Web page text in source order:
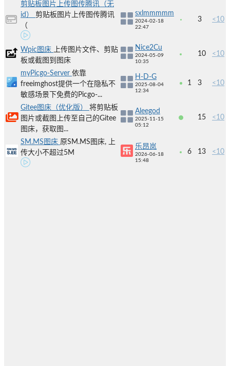
剪贴板图片上传图传腾讯（无
id） 剪贴板图片上传图传腾讯
（
sxlmmmmm
2024-02-18
22:47
3 <10
Wpic图床
上传图片文件、剪贴
板或截图到图床
Nice2Cu
2024-05-09
10:35
10 <10
myPicgo-Server 依靠
freeimghost提供一个在隐私不
敏感场景下免费的Picgo-...
H-D-G
2025-08-04
12:34
1 3 <10
Gitee图床（优化版） 将剪贴板
图片或截图上传至自己的Gitee
图床，获取图...
Aleegod
2025-11-15
05:12
15 <10
SM.MS图床 原SM.MS图床, 上
传大小不超过5M
乐昂岚
2026-06-18
15:48
6 13 <10